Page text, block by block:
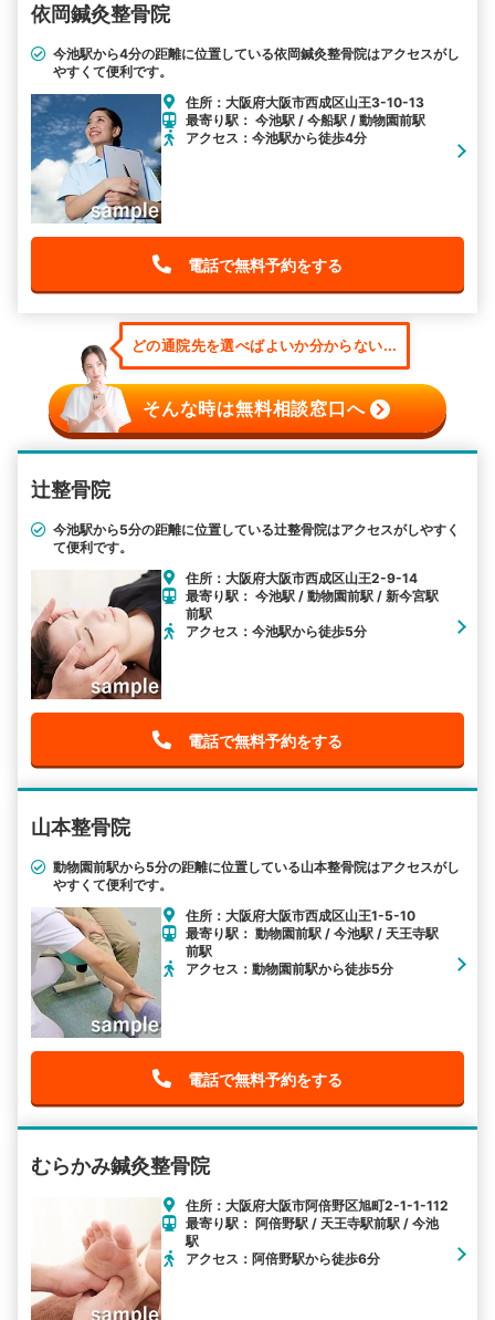
依岡鍼灸整骨院
今池駅から4分の距離に位置している依岡鍼灸整骨院はアクセスがし
やすくて便利です。
住所：大阪府大阪市西成区山王3-10-13
最寄り駅： 今池駅 / 今船駅 / 動物園前駅
アクセス：今池駅から徒歩4分
電話で無料予約をする
どの通院先を選べばよいか分からない...
そんな時は無料相談窓口へ
辻整骨院
今池駅から5分の距離に位置している辻整骨院はアクセスがしやすく
て便利です。
住所：大阪府大阪市西成区山王2-9-14
最寄り駅： 今池駅 / 動物園前駅 / 新今宮駅
前駅
アクセス：今池駅から徒歩5分
電話で無料予約をする
山本整骨院
動物園前駅から5分の距離に位置している山本整骨院はアクセスがし
やすくて便利です。
住所：大阪府大阪市西成区山王1-5-10
最寄り駅： 動物園前駅 / 今池駅 / 天王寺駅
前駅
アクセス：動物園前駅から徒歩5分
電話で無料予約をする
むらかみ鍼灸整骨院
住所：大阪府大阪市阿倍野区旭町2-1-1-112
最寄り駅： 阿倍野駅 / 天王寺駅前駅 / 今池
駅
アクセス：阿倍野駅から徒歩6分